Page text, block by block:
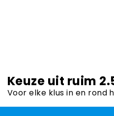
Keuze uit ruim
Voor elke klus in en rond